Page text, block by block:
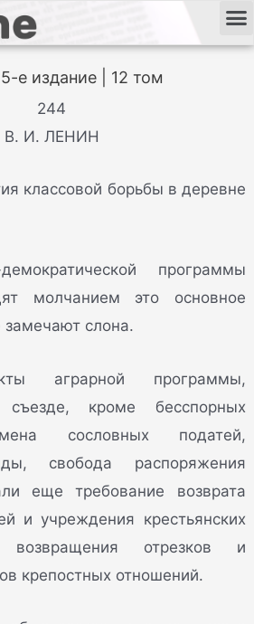
е издание | 12 том
244
В. И. ЛЕНИН
классовой борьбы в деревне
программы
молчанием это основное
слона.
аграрной программы,
кроме бесспорных
сословных податей,
свобода распоряжения
еще требование возврата
и учреждения крестьянских
отрезков и
крепостных отношений.